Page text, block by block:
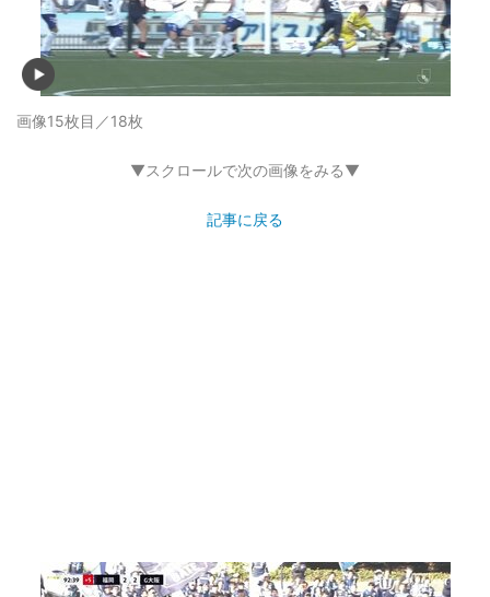
画像15枚目／18枚
▼スクロールで次の画像をみる▼
記事に戻る